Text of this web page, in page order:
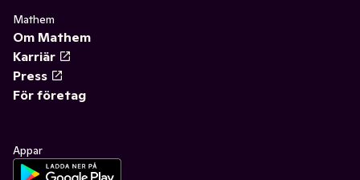
Mathem
Om Mathem
Karriär
Press
För företag
Appar